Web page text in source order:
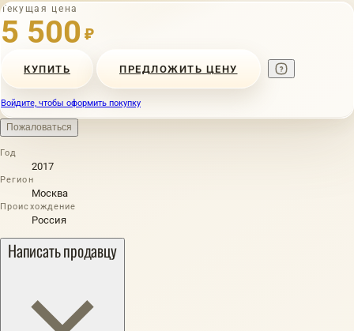
Текущая цена
5 500 ₽
КУПИТЬ ПРЕДЛОЖИТЬ ЦЕНУ
Войдите, чтобы оформить покупку
Пожаловаться
Год
2017
Регион
Москва
Происхождение
Россия
Написать продавцу